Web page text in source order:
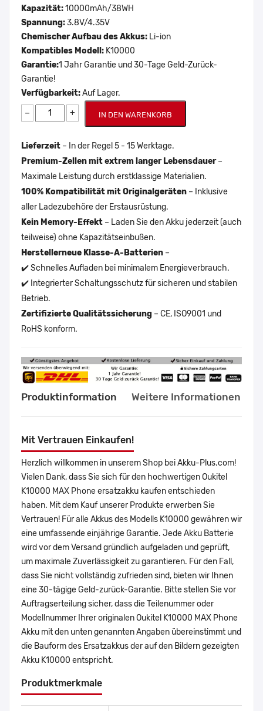
Kapazität:10000mAh/38WH
Spannung:3.8V/4.35V
Chemischer Aufbau des Akkus: Li-ion
Kompatibles Modell: K10000
Garantie:1 Jahr Garantie und 30-Tage Geld-Zurück-
Garantie!
Verfügbarkeit:Auf Lager.
− + IN DEN WARENKORB
Lieferzeit – In der Regel 5 - 15 Werktage.
Premium-Zellen mit extrem langer Lebensdauer–
Maximale Leistung durch erstklassige Materialien.
100% Kompatibilität mit Originalgeräten – Inklusive
aller Ladezubehöre der Erstausrüstung.
Kein Memory-Effekt – Laden Sie den Akku jederzeit (auch
teilweise) ohne Kapazitätseinbußen.
Herstellerneue Klasse-A-Batterien –
✔️ Schnelles Aufladen bei minimalem Energieverbrauch.
✔️ Integrierter Schaltungsschutz für sicheren und stabilen
Betrieb.
Zertifizierte Qualitätssicherung – CE, ISO9001 und
RoHS konform.
Produktinformation Weitere Informationen
Mit Vertrauen Einkaufen!
Herzlich willkommen in unserem Shop bei Akku-Plus.com!
Vielen Dank, dass Sie sich für den hochwertigen Oukitel
K10000 MAX Phone ersatzakku kaufen entschieden
haben. Mit dem Kauf unserer Produkte erwerben Sie
Vertrauen! Für alle Akkus des Modells K10000 gewähren wir
eine umfassende einjährige Garantie. Jede Akku Batterie
wird vor dem Versand gründlich aufgeladen und geprüft,
um maximale Zuverlässigkeit zu garantieren. Für den Fall,
dass Sie nicht vollständig zufrieden sind, bieten wir Ihnen
eine 30-tägige Geld-zurück-Garantie. Bitte stellen Sie vor
Auftragserteilung sicher, dass die Teilenummer oder
Modellnummer Ihrer originalen Oukitel K10000 MAX Phone
Akku mit den unten genannten Angaben übereinstimmt und
die Bauform des Ersatzakkus der auf den Bildern gezeigten
Akku K10000 entspricht.
Produktmerkmale